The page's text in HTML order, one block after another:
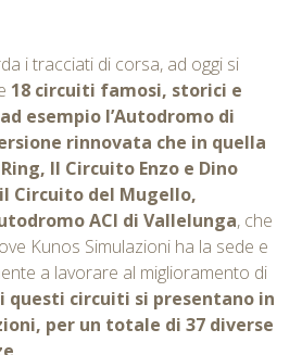
i tracciati di corsa, ad oggi si
18 circuiti famosi, storici e
esempio l’Autodromo di
rinnovata che in quella
Il Circuito Enzo e Dino
Circuito del Mugello,
ACI di Vallelunga, che
Kunos Simulazioni ha la sede e
a lavorare al miglioramento di
questi circuiti si presentano in
per un totale di 37 diverse